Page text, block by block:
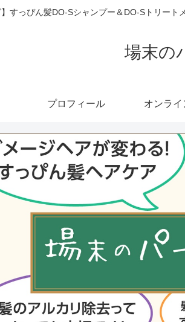
】すっぴん髪DO-Sシャンプー＆DO-Sトリー
場末の
プロフィール オンライ